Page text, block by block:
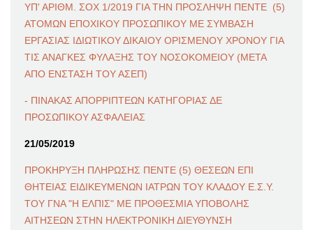
ΥΠ' ΑΡΙΘΜ. ΣΟΧ 1/2019 ΓΙΑ ΤΗΝ ΠΡΟΣΛΗΨΗ ΠΕΝΤΕ (5)
ΑΤΟΜΩΝ ΕΠΟΧΙΚΟΥ ΠΡΟΣΩΠΙΚΟΥ ΜΕ ΣΥΜΒΑΣΗ
ΕΡΓΑΣΙΑΣ ΙΔΙΩΤΙΚΟΥ ΔΙΚΑΙΟΥ ΟΡΙΣΜΕΝΟΥ ΧΡΟΝΟΥ ΓΙΑ
ΤΙΣ ΑΝΑΓΚΕΣ ΦΥΛΑΞΗΣ ΤΟΥ ΝΟΣΟΚΟΜΕΙΟΥ (ΜΕΤΑ
ΑΠΟ ΕΝΣΤΑΣΗ ΤΟΥ ΑΣΕΠ)
- ΠΙΝΑΚΑΣ ΑΠΟΡΡΙΠΤΕΩΝ ΚΑΤΗΓΟΡΙΑΣ ΔΕ
ΠΡΟΣΩΠΙΚΟΥ ΑΣΦΑΛΕΙΑΣ
21/05/2019
ΠΡΟΚΗΡΥΞΗ ΠΛΗΡΩΣΗΣ ΠΕΝΤΕ (5) ΘΕΣΕΩΝ ΕΠΙ
ΘΗΤΕΙΑΣ ΕΙΔΙΚΕΥΜΕΝΩΝ ΙΑΤΡΩΝ ΤΟΥ ΚΛΑΔΟΥ Ε.Σ.Υ.
ΤΟΥ ΓΝΑ "Η ΕΛΠΙΣ" ΜΕ ΠΡΟΘΕΣΜΙΑ ΥΠΟΒΟΛΗΣ
ΑΙΤΗΣΕΩΝ ΣΤΗΝ ΗΛΕΚΤΡΟΝΙΚΗ ΔΙΕΥΘΥΝΣΗ